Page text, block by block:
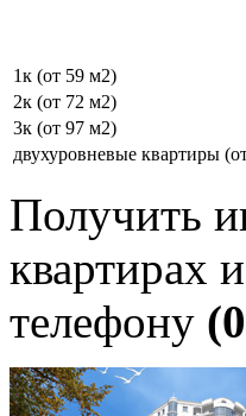
1к (от 59 м2)
2к (от 72 м2)
3к (от 97 м2)
двухуровневые квартиры
Получить
квартирах
телефону